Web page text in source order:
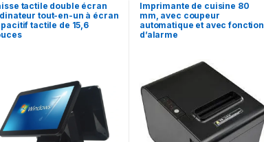
tactile double écran
tout-en-un à écran
tactile de 15,6
Imprimante de cuisine 80
mm, avec coupeur
automatique et avec fonction
d’alarme